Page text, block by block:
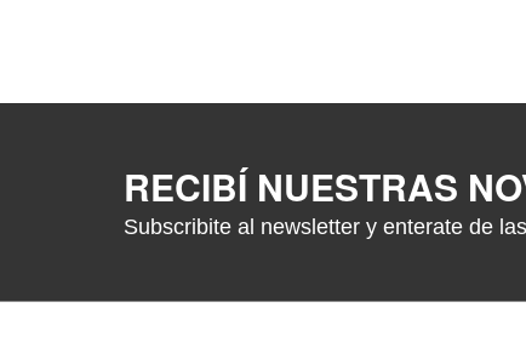
RECIBÍ NUESTRAS
Subscribite al newsletter y enterate de